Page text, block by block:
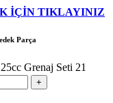
İÇİN TIKLAYINIZ
Parça
Grenaj Seti 21